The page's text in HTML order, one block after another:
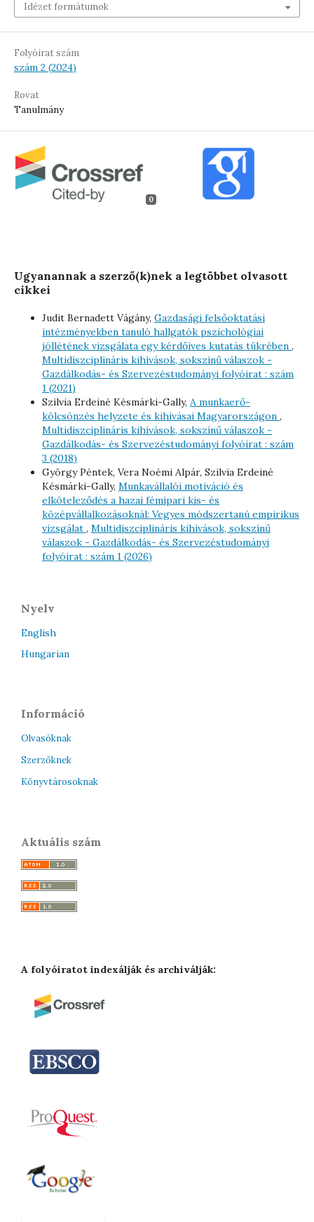
Idézet formátumok
Folyóirat szám
szám 2 (2024)
Rovat
Tanulmány
0
Ugyanannak a szerző(k)nek a legtöbbet olvasott
cikkei
Judit Bernadett Vágány, Gazdasági felsőoktatási
intézményekben tanuló hallgatók pszichológiai
jóllétének vizsgálata egy kérdőíves kutatás tükrében ,
Multidiszciplináris kihívások, sokszínű válaszok -
Gazdálkodás- és Szervezéstudományi folyóirat : szám
1 (2021)
Szilvia Erdeiné Késmárki-Gally, A munkaerő-
kölcsönzés helyzete és kihívásai Magyarországon ,
Multidiszciplináris kihívások, sokszínű válaszok -
Gazdálkodás- és Szervezéstudományi folyóirat : szám
3 (2018)
György Péntek, Vera Noémi Alpár, Szilvia Erdeiné
Késmárki-Gally, Munkavállalói motiváció és
elköteleződés a hazai fémipari kis- és
középvállalkozásoknál: Vegyes módszertanú empirikus
vizsgálat , Multidiszciplináris kihívások, sokszínű
válaszok - Gazdálkodás- és Szervezéstudományi
folyóirat : szám 1 (2026)
Nyelv
English
Hungarian
Információ
Olvasóknak
Szerzőknek
Könyvtárosoknak
Aktuális szám
A folyóiratot indexálják és archiválják: